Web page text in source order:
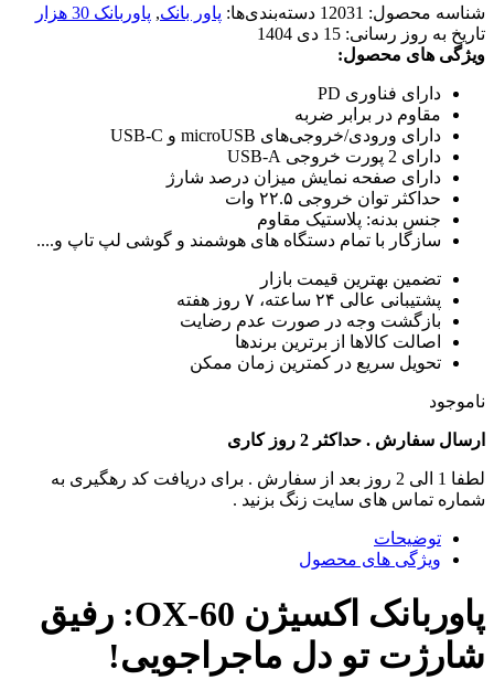
شناسه محصول: 12031 دسته‌بندی‌ها: پاور بانک, پاوربانک 30 هزار
تاریخ به روز رسانی: 15 دی 1404
ویژگی های محصول:
دارای فناوری PD
مقاوم در برابر ضربه
دارای ورودی/خروجی‌های microUSB و USB-C
دارای 2 پورت خروجی USB-A
دارای صفحه نمایش میزان درصد شارژ
حداکثر توان خروجی ۲۲.۵ وات
جنس بدنه: پلاستیک مقاوم
سازگار با تمام دستگاه های هوشمند و گوشی لپ تاپ و....
تضمین بهترین قیمت بازار
پشتیبانی عالی ۲۴ ساعته، ۷ روز هفته
بازگشت وجه در صورت عدم رضایت
اصالت کالاها از برترین برندها
تحویل سریع در کمترین زمان ممکن
ناموجود
ارسال سفارش . حداکثر 2 روز کاری
لطفا 1 الی 2 روز بعد از سفارش . برای دریافت کد رهگیری به
شماره تماس های سایت زنگ بزنید .
توضیحات
ویژگی های محصول
پاوربانک اکسیژن OX-60: رفیق
شارژت تو دل ماجراجویی!